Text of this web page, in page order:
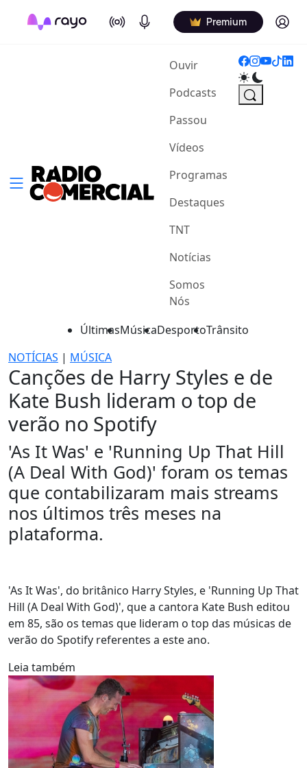
On Air Podcasts Premium Log in
Ouvir(current)
Podcasts
Passou
Vídeos
Programas
Destaques
TNT
Notícias
Somos
Nós
ÚltimasMúsicaDesportoTrânsito
NOTÍCIAS | MÚSICA
Canções de Harry Styles e de
Kate Bush lideram o top de
verão no Spotify
'As It Was' e 'Running Up That Hill
(A Deal With God)' foram os temas
que contabilizaram mais streams
nos últimos três meses na
plataforma.
'As It Was', do britânico Harry Styles, e 'Running Up That
Hill (A Deal With God)', que a cantora Kate Bush editou
em 85, são os temas que lideram o top das músicas de
verão do Spotify referentes a este ano.
Leia também